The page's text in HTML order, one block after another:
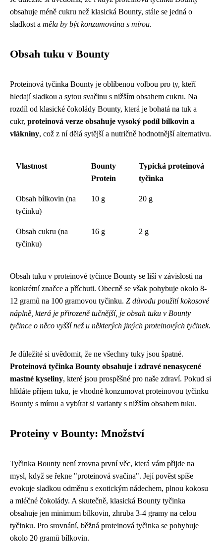
obsahuje méně cukru než klasická Bounty, stále se jedná o
sladkost a měla by být konzumována s mírou.
Obsah tuku v Bounty
Proteinová tyčinka Bounty je oblíbenou volbou pro ty, kteří
hledají sladkou a sytou svačinu s nižším obsahem cukru. Na
rozdíl od klasické čokolády Bounty, která je bohatá na tuk a
cukr, proteinová verze obsahuje vysoký podíl bílkovin a
vlákniny, což z ní dělá sytější a nutričně hodnotnější alternativu.
Vlastnost
Bounty
Protein
Typická proteinová
tyčinka
Obsah bílkovin (na
tyčinku)
10 g 20 g
Obsah cukru (na
tyčinku)
16 g 2 g
Obsah tuku v proteinové tyčince Bounty se liší v závislosti na
konkrétní značce a příchuti. Obecně se však pohybuje okolo 8-
12 gramů na 100 gramovou tyčinku. Z důvodu použití kokosové
náplně, která je přirozeně tučnější, je obsah tuku v Bounty
tyčince o něco vyšší než u některých jiných proteinových tyčinek.
Je důležité si uvědomit, že ne všechny tuky jsou špatné.
Proteinová tyčinka Bounty obsahuje i zdravé nenasycené
mastné kyseliny, které jsou prospěšné pro naše zdraví. Pokud si
hlídáte příjem tuku, je vhodné konzumovat proteinovou tyčinku
Bounty s mírou a vybírat si varianty s nižším obsahem tuku.
Proteiny v Bounty: Množství
Tyčinka Bounty není zrovna první věc, která vám přijde na
mysl, když se řekne "proteinová svačina". Její pověst spíše
evokuje sladkou odměnu s exotickým nádechem, plnou kokosu
a mléčné čokolády. A skutečně, klasická Bounty tyčinka
obsahuje jen minimum bílkovin, zhruba 3-4 gramy na celou
tyčinku. Pro srovnání, běžná proteinová tyčinka se pohybuje
okolo 20 gramů bílkovin.